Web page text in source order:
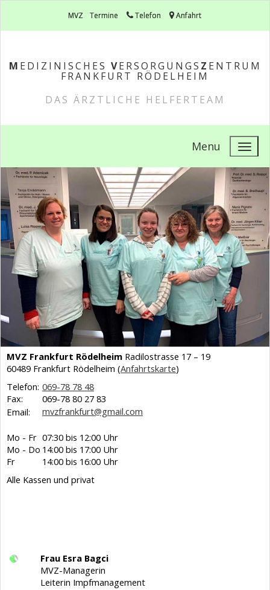
MVZ Termine Telefon Anfahrt
M EDIZINISCHES VERSORGUNGS Z ENTRUM
FRANKFURT RÖDELHEIM
DAS ÄRZTLICHE HELFERTEAM
Menu
MVZ Frankfurt Rödelheim Radilostrasse 17 – 19
60489 Frankfurt Rödelheim (Anfahrtskarte)
Telefon: 069-78 78 48
Fax:
069-78 80 27 83
Email:
mvzfrankfurt@gmail.com
Mo - Fr 07:30 bis 12:00 Uhr
Mo - Do 14:00 bis 17:00 Uhr
Fr
14:00 bis 16:00 Uhr
Alle Kassen und privat
Frau Esra Bagci
MVZ-Managerin
Leiterin Impfmanagement